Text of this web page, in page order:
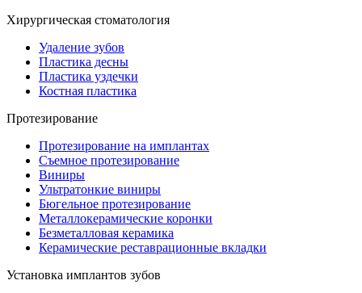
Хирургическая стоматология
Удаление зубов
Пластика десны
Пластика уздечки
Костная пластика
Протезирование
Протезирование на имплантах
Съемное протезирование
Виниры
Ультратонкие виниры
Бюгельное протезирование
Металлокерамические коронки
Безметалловая керамика
Керамические реставрационные вкладки
Установка имплантов зубов